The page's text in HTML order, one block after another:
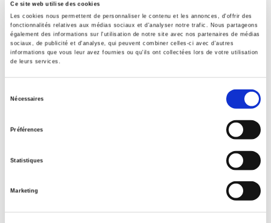
Ce site web utilise des cookies
Les cookies nous permettent de personnaliser le contenu et les annonces, d'offrir des
fonctionnalités relatives aux médias sociaux et d'analyser notre trafic. Nous partageons
également des informations sur l'utilisation de notre site avec nos partenaires de médias
sociaux, de publicité et d'analyse, qui peuvent combiner celles-ci avec d'autres
informations que vous leur avez fournies ou qu'ils ont collectées lors de votre utilisation
de leurs services.
Nécessaires
Préférences
Statistiques
Marketing
Spécifications
Éditeur
Presses de Sciences Po
Thepthida Sopraseuth
Revue économique
00352764
français
Catégorie (éditeur)